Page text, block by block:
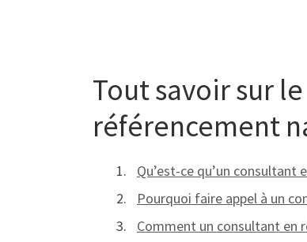
Tout savoir sur
référencement
Qu’est-ce qu’un
Pourquoi faire appel à un
Comment un consultant en